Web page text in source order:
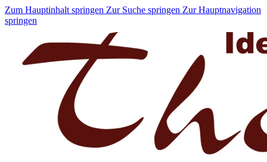
Zum Hauptinhalt springen Zur Suche springen Zur Hauptnavigation
springen